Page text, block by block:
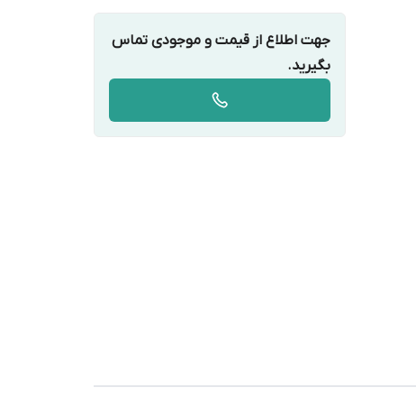
جهت اطلاع از قیمت و موجودی تماس
بگیرید.